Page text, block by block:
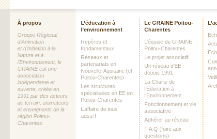
À propos
Groupe Régional
d’Animation
et d’Initiation à la
Nature et à
l’Environnement, le
GRAINE est une
association
indépendante et
ouverte, créée en
1991 par des acteurs
de terrain, animateurs
et enseignants de la
région Poitou-
Charentes.
L’éducation à
l’environnement
Repères et
fondamentaux
Réseaux et
partenariats en
Nouvelle-Aquitaine (et
Poitou-Charentes)
Les structures
spécialisées en EE en
Poitou-Charentes
L’affaire de tous
aussi !
Le GRAINE Poitou-
Charentes
L’équipe du GRAINE
Poitou-Charentes
Le projet associatif
Un réseau d’EE
depuis 1991
La Charte de
l’Education à
l’Environnement
Fonctionnement et vie
associative
Adhérer au réseau
F.A.Q (foire aux
questions)